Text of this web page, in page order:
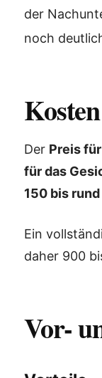
der
noch
Kosten
Der Preis
für das
150 bis
Ein
daher 900
Vor-